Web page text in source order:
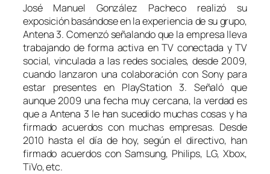
José Manuel González Pacheco realizó su
exposición basándose en la experiencia de su grupo,
Antena 3. Comenzó señalando que la empresa lleva
trabajando de forma activa en TV conectada y TV
social, vinculada a las redes sociales, desde 2009,
cuando lanzaron una colaboración con Sony para
estar presentes en PlayStation 3. Señaló que
aunque 2009 una fecha muy cercana, la verdad es
que a Antena 3 le han sucedido muchas cosas y ha
firmado acuerdos con muchas empresas. Desde
2010 hasta el día de hoy, según el directivo, han
firmado acuerdos con Samsung, Philips, LG, Xbox,
TiVo, etc.